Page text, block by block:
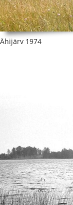
Ähijärv 1974